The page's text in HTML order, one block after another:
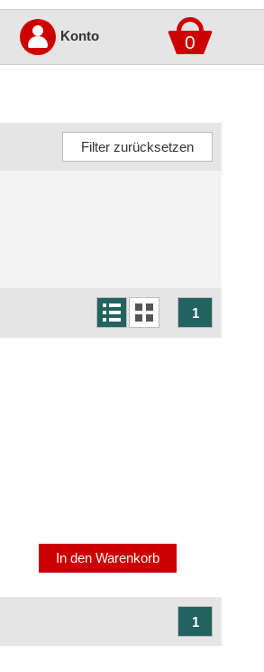
0
Konto
1
In den Warenkorb
1